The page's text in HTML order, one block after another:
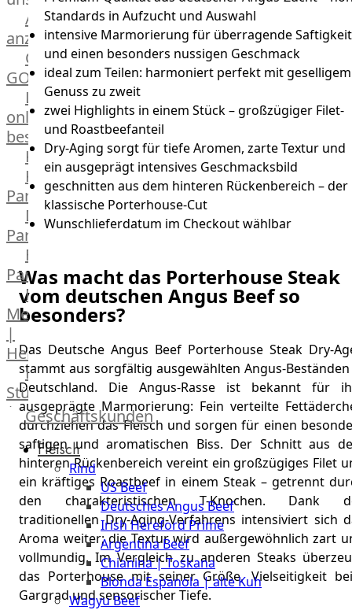
Alle
anzeigen
OTTO
GOURMET
Lebensmittel
online
bestellen
Karriere
Kochschul-
Partner
Depot-
Partner
Frischetheken-
Partner
Männer
Metzger
|
Heinsberg
Feinkost
Stüttgen
|
Düsseldorf
The
Meat
Club
Stuttgart
Geschäftskunden
Fleisch
Rind
US Beef
Deutsches Angus Beef
Irish Hereford Prime
Argentina Beef
Chianina | Toskana
Blonda Espanola | alte Kuh
Wagyu Beef
Standards in Aufzucht und Auswahl
intensive Marmorierung für überragende Saftigkeit
und einen besonders nussigen Geschmack
ideal zum Teilen: harmoniert perfekt mit geselligem
Genuss zu zweit
zwei Highlights in einem Stück – großzügiger Filet-
und Roastbeefanteil
Dry-Aging sorgt für tiefe Aromen, zarte Textur und
ein ausgeprägt intensives Geschmacksbild
geschnitten aus dem hinteren Rückenbereich – der
klassische Porterhouse-Cut
Wunschlieferdatum im Checkout wählbar
Was macht das Porterhouse Steak
vom deutschen Angus Beef so
besonders?
Das Deutsche Angus Beef Porterhouse Steak Dry-
stammt aus sorgfältig ausgewählten Angus-
Deutschland. Die Angus-Rasse ist bekannt für
ausgeprägte Marmorierung: Fein verteilte
durchziehen das Fleisch und sorgen für einen
saftigen und aromatischen Biss. Der Schnitt aus
hinteren Rückenbereich vereint ein großzügiges Filet
ein kräftiges Roastbeef in einem Steak – getrennt
den charakteristischen T-Knochen. Dank
traditionellen Dry-Aging-Verfahrens intensiviert sich
Aroma weiter; die Textur wird außergewöhnlich zart
vollmundig. Im Vergleich zu anderen Steaks
das Porterhouse mit seiner Größe, Vielseitigkeit
Gargrad und sensorischer Tiefe.